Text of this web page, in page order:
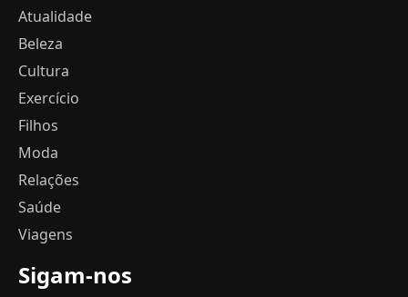
Atualidade
Beleza
Cultura
Exercício
Filhos
Moda
Relações
Saúde
Viagens
Sigam-nos